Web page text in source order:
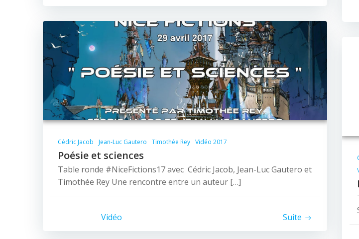
Cédric Jacob Jean-Luc Gautero Timothée Rey Vidéo 2017
Poésie et sciences
Table ronde #NiceFictions17 avec Cédric Jacob, Jean-Luc Gautero et
Timothée Rey Une rencontre entre un auteur […]
Vidéo Suite